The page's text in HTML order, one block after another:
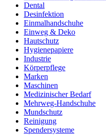
Dental
Desinfektion
Einmalhandschuhe
Einweg & Deko
Hautschutz
Hygienepapiere
Industrie
Körperpflege
Marken
Maschinen
Medizinischer Bedarf
Mehrweg-Handschuhe
Mundschutz
Reinigung
Spendersysteme